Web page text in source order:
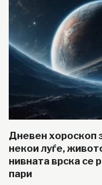
Дневен хороскоп
некои луѓе,
нивната врска се
пари